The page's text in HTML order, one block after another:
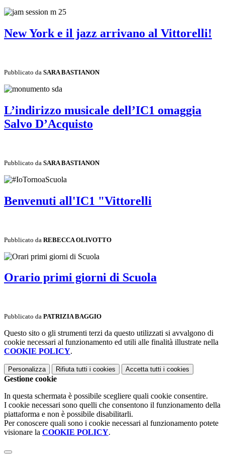
New York e il jazz arrivano al Vittorelli!
Pubblicato da SARA BASTIANON
L’indirizzo musicale dell’IC1 omaggia
Salvo D’Acquisto
Pubblicato da SARA BASTIANON
Benvenuti all'IC1 "Vittorelli
Pubblicato da REBECCA OLIVOTTO
Orario primi giorni di Scuola
Pubblicato da PATRIZIA BAGGIO
Questo sito o gli strumenti terzi da questo utilizzati si avvalgono di
cookie necessari al funzionamento ed utili alle finalità illustrate nella
COOKIE POLICY.
Personalizza Rifiuta tutti i cookies Accetta tutti i cookies
Gestione cookie
In questa schermata è possibile scegliere quali cookie consentire.
I cookie necessari sono quelli che consentono il funzionamento della
piattaforma e non è possibile disabilitarli.
Per conoscere quali sono i cookie necessari al funzionamento potete
visionare la COOKIE POLICY.